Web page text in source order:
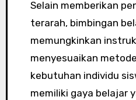
Selain memberikan
terarah, bimbingan
memungkinkan
menyesuaikan
kebutuhan individu
memiliki gaya belajar